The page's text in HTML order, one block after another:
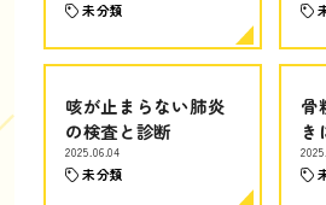
未分類
咳が止まらない肺炎
の検査と診断
2025.06.04
未分類
骨
き